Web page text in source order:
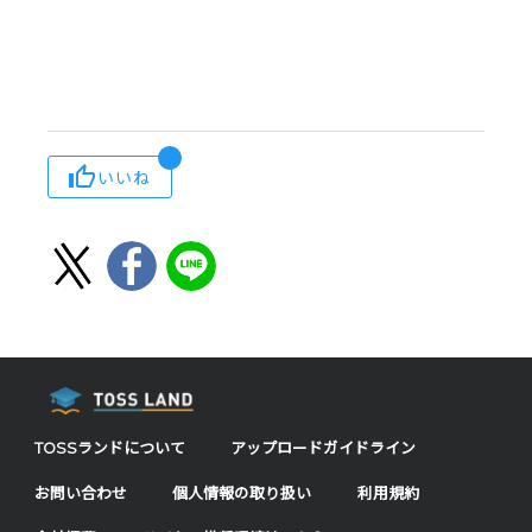
いいね
TOSSランドについて アップロードガイドライン
お問い合わせ 個人情報の取り扱い 利用規約